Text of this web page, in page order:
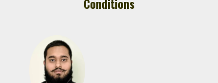
5 January 27, 2026